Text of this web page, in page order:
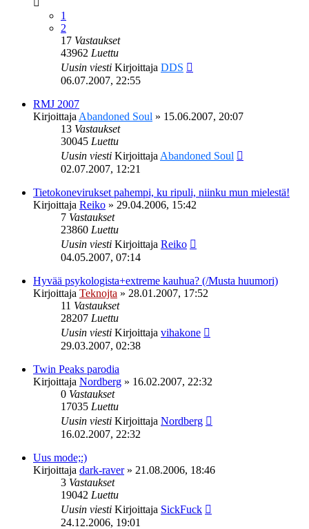
1
2
17 Vastaukset
43962 Luettu
Uusin viesti Kirjoittaja DDS
06.07.2007, 22:55
RMJ 2007
Kirjoittaja Abandoned Soul » 15.06.2007, 20:07
13 Vastaukset
30045 Luettu
Uusin viesti Kirjoittaja Abandoned Soul
02.07.2007, 12:21
Tietokonevirukset pahempi, ku ripuli, niinku mun mielestä!
Kirjoittaja Reiko » 29.04.2006, 15:42
7 Vastaukset
23860 Luettu
Uusin viesti Kirjoittaja Reiko
04.05.2007, 07:14
Hyvää psykologista+extreme kauhua? (/Musta huumori)
Kirjoittaja Teknojta » 28.01.2007, 17:52
11 Vastaukset
28207 Luettu
Uusin viesti Kirjoittaja vihakone
29.03.2007, 02:38
Twin Peaks parodia
Kirjoittaja Nordberg » 16.02.2007, 22:32
0 Vastaukset
17035 Luettu
Uusin viesti Kirjoittaja Nordberg
16.02.2007, 22:32
Uus mode;:)
Kirjoittaja dark-raver» 21.08.2006, 18:46
3 Vastaukset
19042 Luettu
Uusin viesti Kirjoittaja SickFuck
24.12.2006, 19:01